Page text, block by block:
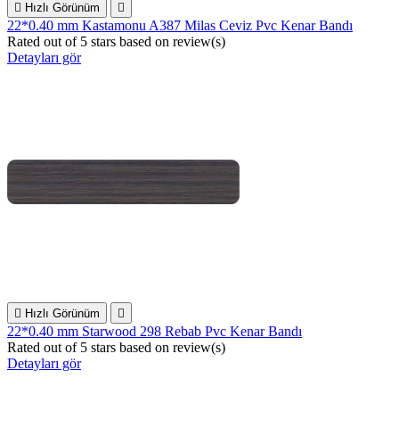
 Hızlı Görünüm 
22*0.40 mm Kastamonu A387 Milas Ceviz Pvc Kenar Bandı
Rated out of 5 stars based on review(s)
Detayları gör
 Hızlı Görünüm 
22*0.40 mm Starwood 298 Rebab Pvc Kenar Bandı
Rated out of 5 stars based on review(s)
Detayları gör